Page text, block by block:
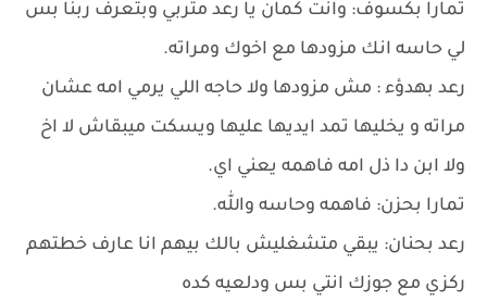
تمارا بكسوف: وانت كمان يا رعد متربي وبتعرف ربنا بس
لي حاسه انك مزودها مع اخوك ومراته.
رعد بهدؤء : مش مزودها ولا حاجه اللي يرمي امه عشان
مراته و يخليها تمد ايديها عليها ويسكت ميبقاش لا اخ
ولا ابن دا ذل امه فاهمه يعني اي.
تمارا بحزن: فاهمه وحاسه والله.
رعد بحنان: يبقي متشغليش بالك بيهم انا عارف خطتهم
ركزي مع جوزك انتي بس ودلعيه كده